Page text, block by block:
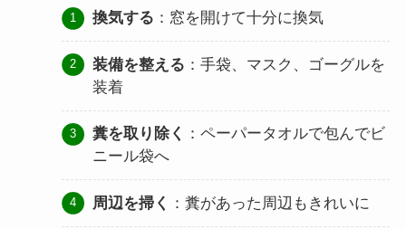
換気する ：窓を開けて十分に換気
装備を整える ：手袋、マスク、ゴーグルを
装着
糞を取り除く
：ペーパータオルで包んでビ
ニール袋へ
周辺を掃く ：糞があった周辺もきれいに